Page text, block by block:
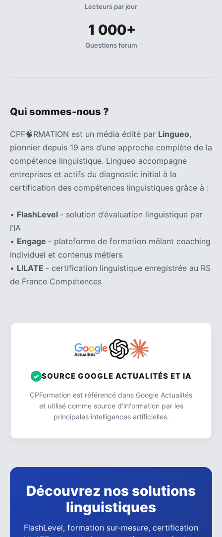
Lecteurs par jour
1 000+
Questions forum
Qui sommes-nous ?
CPF🧠RMATION est un média édité par Lingueo,
pionnier depuis 19 ans d’une approche complète de la
compétence linguistique. Lingueo accompagne
entreprises et actifs du diagnostic initial à la
certification des compétences linguistiques grâce à :
• FlashLevel - solution d’évaluation linguistique par
l’IA
• Engage - plateforme de formation mêlant coaching
individuel et contenus métiers
• LILATE - certification linguistique enregistrée au RS
de France Compétences
SOURCE GOOGLE ACTUALITÉS ET IA
CPFormation est référencé dans Google Actualités
et utilisé comme source d'information par les
principales intelligences artificielles.
Découvrez nos solutions
linguistiques
FlashLevel, formation sur-mesure, certification